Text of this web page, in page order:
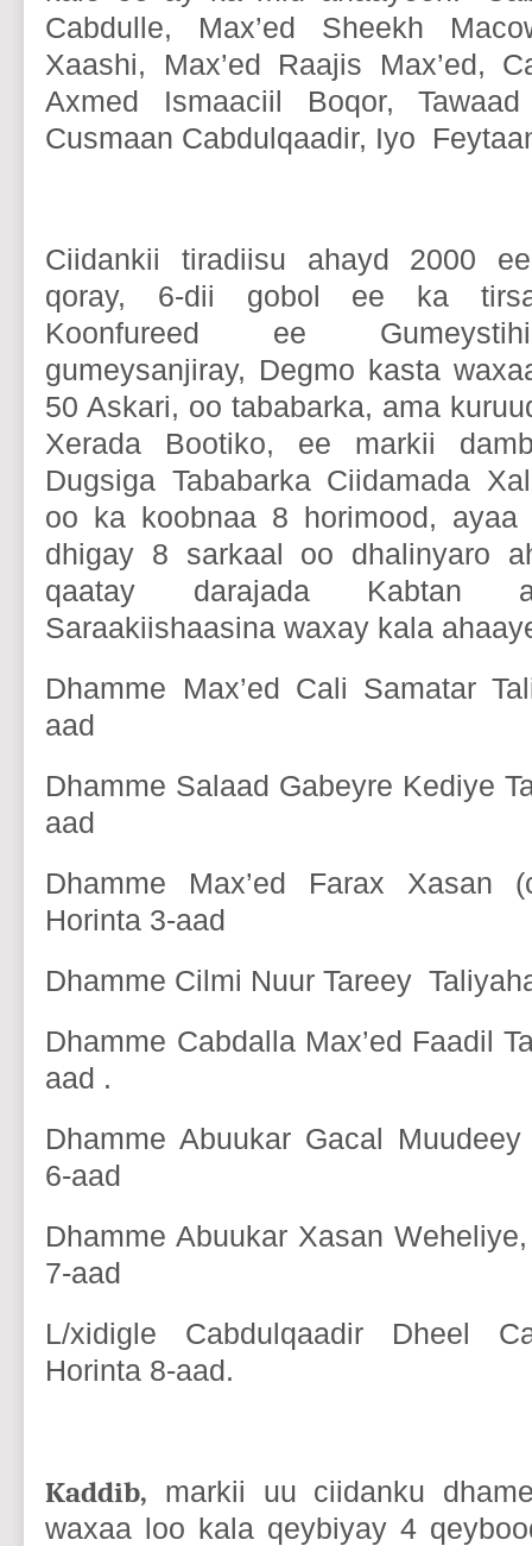
Cabdulle, Max’ed Sheekh
Xaashi, Max’ed Raajis Max’ed,
Axmed Ismaaciil Boqor,
Cusmaan Cabdulqaadir, Iyo
Ciidankii tiradiisu ahayd 2000
qoray, 6-dii gobol ee ka
Koonfureed ee
gumeysanjiray, Degmo kasta
50 Askari, oo tababarka, ama
Xerada Bootiko, ee markii
Dugsiga Tababarka Ciidamada
oo ka koobnaa 8 horimood, ayaa
dhigay 8 sarkaal oo dhalinyaro
qaatay darajada Kabtan
Saraakiishaasina waxay kala
Dhamme Max’ed Cali Samatar
aad
Dhamme Salaad Gabeyre Kediye
aad
Dhamme Max’ed Farax Xasan
Horinta 3-aad
Dhamme Cilmi Nuur Tareey
Dhamme Cabdalla Max’ed Faadil
aad .
Dhamme Abuukar Gacal
6-aad
Dhamme Abuukar Xasan
7-aad
L/xidigle Cabdulqaadir Dheel
Horinta 8-aad.
Kaddib, markii uu ciidanku
waxaa loo kala qeybiyay 4